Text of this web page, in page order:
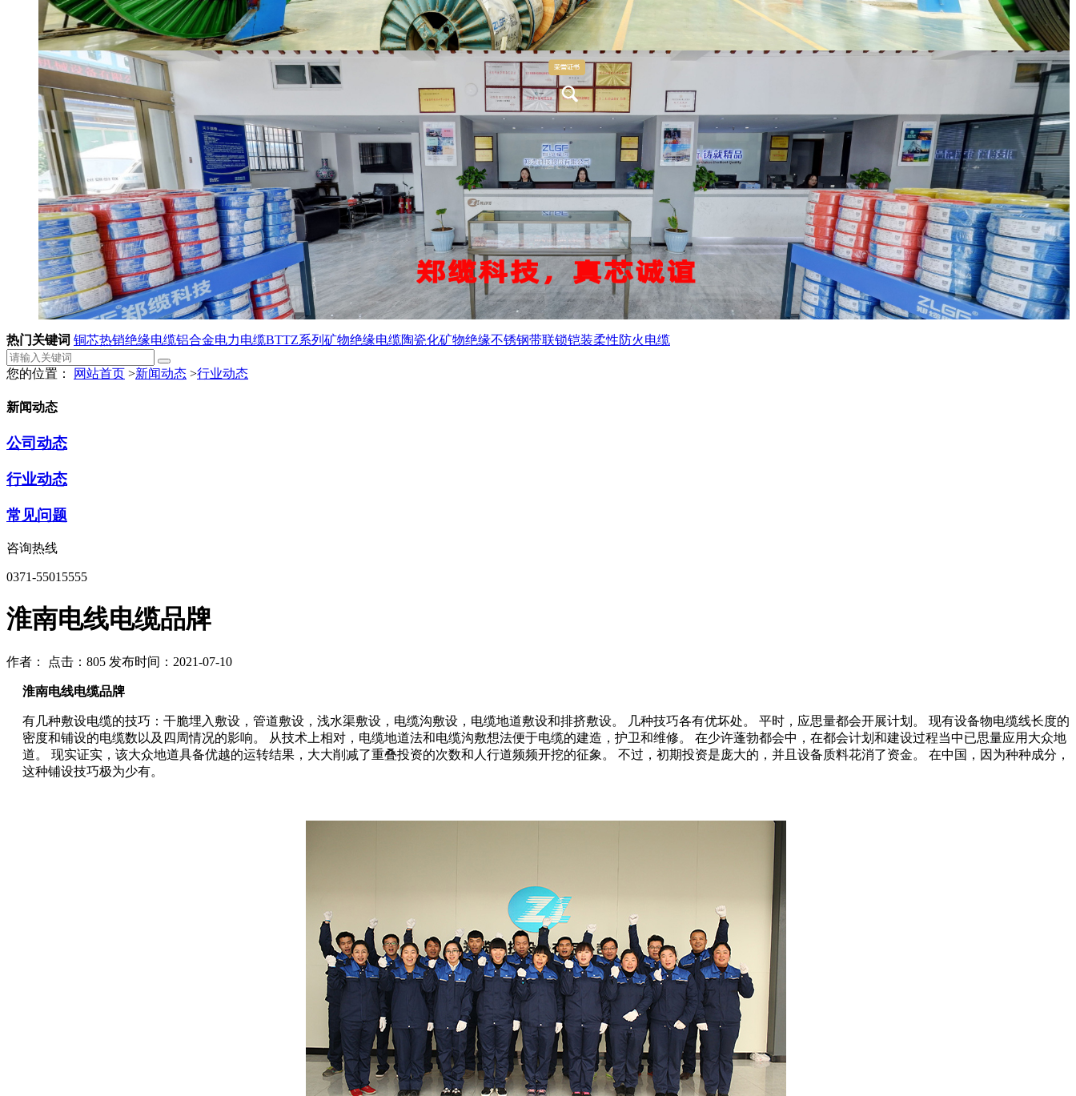
热门关键词 铜芯热销绝缘电缆铝合金电力电缆BTTZ系列矿物绝缘电缆陶瓷化矿物绝缘不锈钢带联锁铠装柔性防火电缆
您的位置： 网站首页 >新闻动态 >行业动态
新闻动态
公司动态
行业动态
常见问题
咨询热线
0371-55015555
淮南电线电缆品牌
作者： 点击：805 发布时间：2021-07-10
淮南电线电缆品牌
有几种敷设电缆的技巧：干脆埋入敷设，管道敷设，浅水渠敷设，电缆沟敷设，电缆地道敷设和排挤敷设。 几种技巧各有优坏处。 平时，应思量都会开展计划。 现有设备物电缆线长度的
密度和铺设的电缆数以及四周情况的影响。 从技术上相对，电缆地道法和电缆沟敷想法便于电缆的建造，护卫和维修。 在少许蓬勃都会中，在都会计划和建设过程当中已思量应用大众地
道。 现实证实，该大众地道具备优越的运转结果，大大削减了重叠投资的次数和人行道频频开挖的征象。 不过，初期投资是庞大的，并且设备质料花消了资金。 在中国，因为种种成分，
这种铺设技巧极为少有。